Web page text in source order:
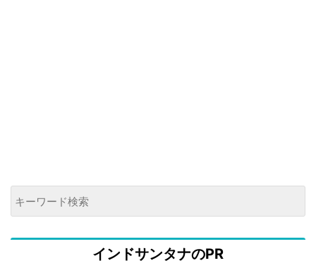
インドサンタナのPR